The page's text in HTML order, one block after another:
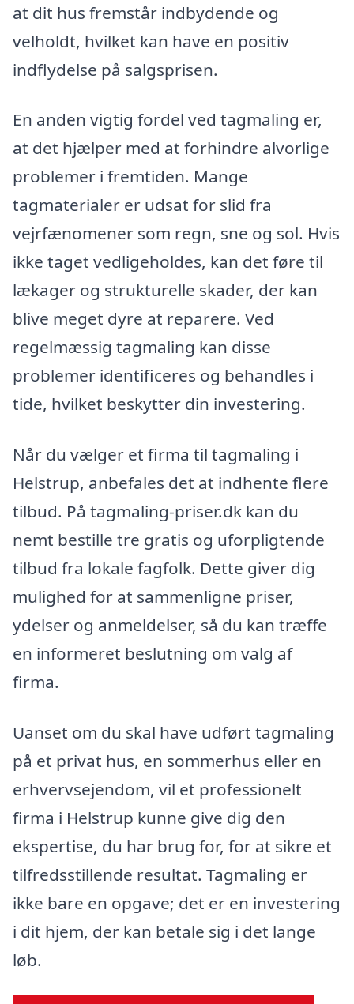
at dit hus fremstår indbydende og
velholdt, hvilket kan have en positiv
indflydelse på salgsprisen.
En anden vigtig fordel ved tagmaling er,
at det hjælper med at forhindre alvorlige
problemer i fremtiden. Mange
tagmaterialer er udsat for slid fra
vejrfænomener som regn, sne og sol. Hvis
ikke taget vedligeholdes, kan det føre til
lækager og strukturelle skader, der kan
blive meget dyre at reparere. Ved
regelmæssig tagmaling kan disse
problemer identificeres og behandles i
tide, hvilket beskytter din investering.
Når du vælger et firma til tagmaling i
Helstrup, anbefales det at indhente flere
tilbud. På tagmaling-priser.dk kan du
nemt bestille tre gratis og uforpligtende
tilbud fra lokale fagfolk. Dette giver dig
mulighed for at sammenligne priser,
ydelser og anmeldelser, så du kan træffe
en informeret beslutning om valg af
firma.
Uanset om du skal have udført tagmaling
på et privat hus, en sommerhus eller en
erhvervsejendom, vil et professionelt
firma i Helstrup kunne give dig den
ekspertise, du har brug for, for at sikre et
tilfredsstillende resultat. Tagmaling er
ikke bare en opgave; det er en investering
i dit hjem, der kan betale sig i det lange
løb.